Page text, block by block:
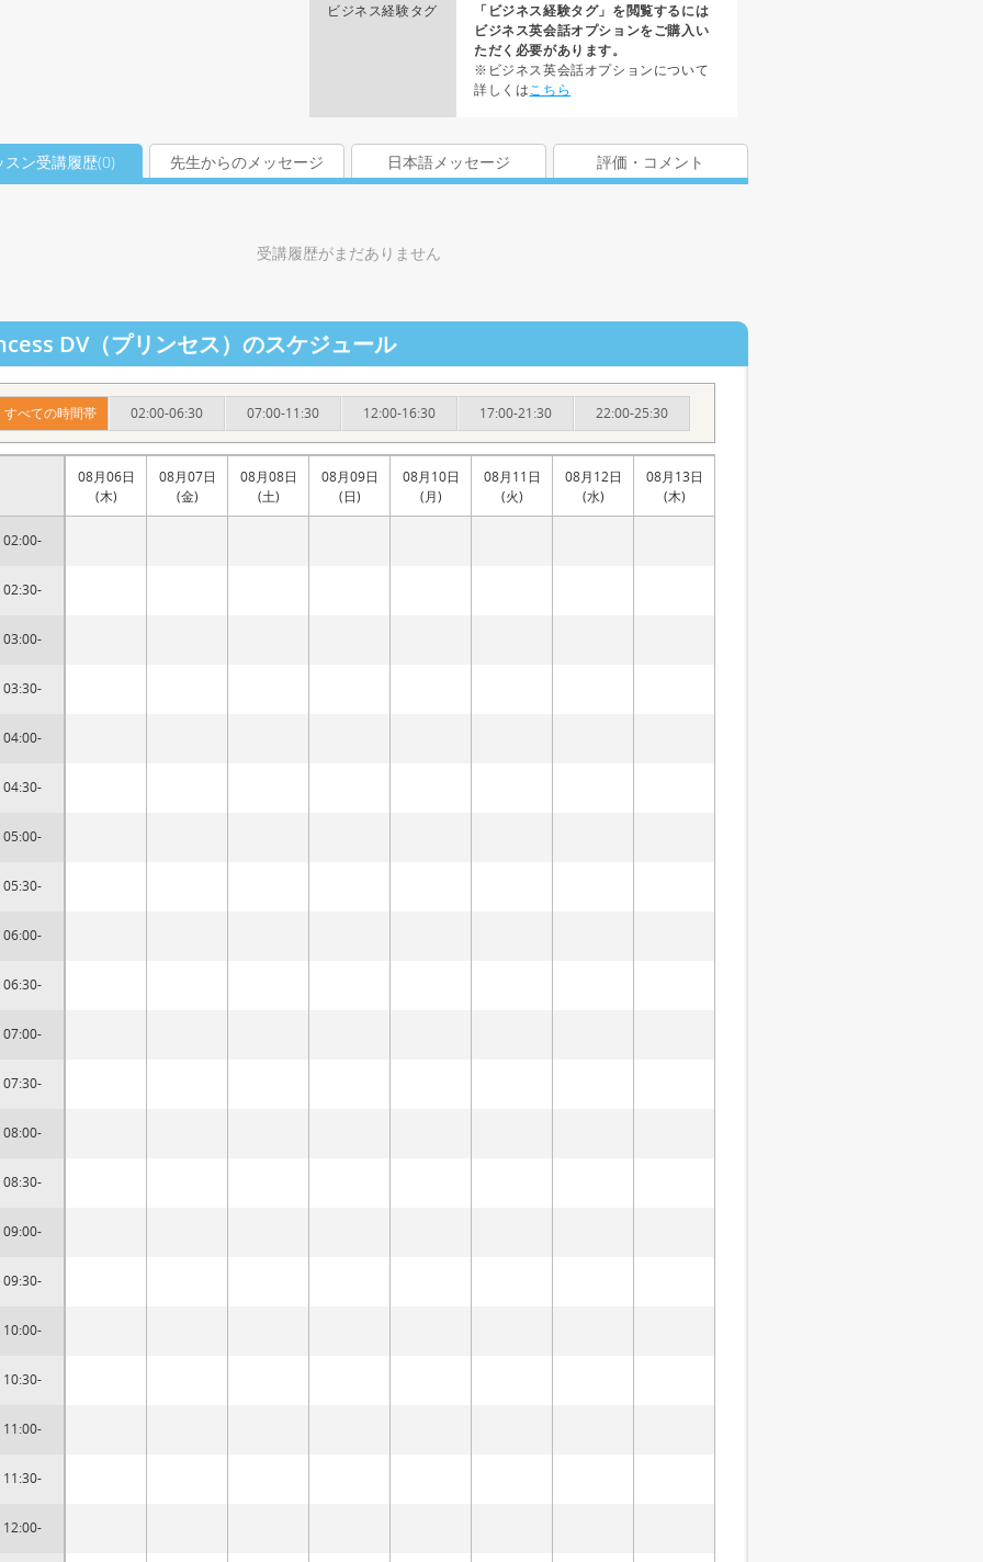
ビジネス経験タグ
「ビジネス経験タグ」を閲覧するには
ビジネス英会話オプションをご購入い
ただく必要があります。
※ビジネス英会話オプションについて
詳しくはこちら
スン受講履歴(0) 先生からのメッセージ 日本語メッセージ 評価・コメント
受講履歴がまだありません
DV（プリンセス）のスケジュール
すべての時間帯 02:00-06:30 07:00-11:30 12:00-16:30 17:00-21:30 22:00-25:30
02:00-
02:30-
03:00-
03:30-
04:00-
04:30-
05:00-
05:30-
06:00-
06:30-
07:00-
07:30-
08:00-
08:30-
09:00-
09:30-
10:00-
10:30-
11:00-
11:30-
12:00-
08月06日
(木)
08月07日
(金)
08月08日
(土)
08月09日
(日)
08月10日
(月)
08月11日
(火)
08月12日
(水)
08月13日
(木)